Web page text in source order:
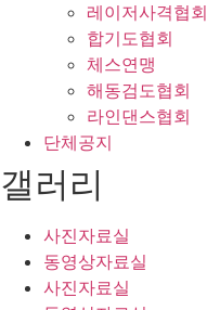
레이저사격협회
합기도협회
체스연맹
해동검도협회
라인댄스협회
단체공지
갤러리
사진자료실
동영상자료실
사진자료실